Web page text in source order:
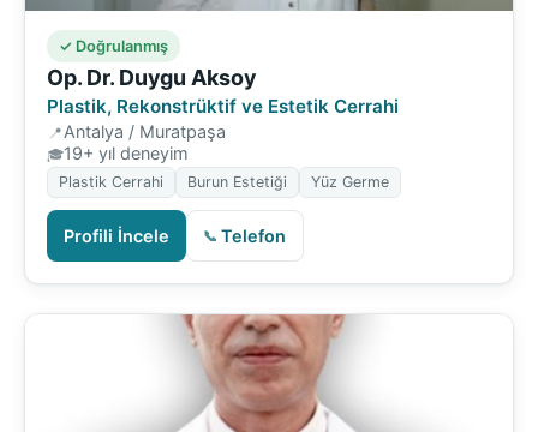
✓ Doğrulanmış
Op. Dr. Duygu Aksoy
Plastik, Rekonstrüktif ve Estetik Cerrahi
Antalya / Muratpaşa
19+ yıl deneyim
Plastik Cerrahi Burun Estetiği Yüz Germe
Profili İncele Telefon